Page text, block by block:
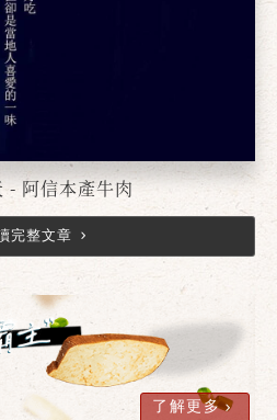
- 阿信本產牛肉
完整文章
了解更多
取消